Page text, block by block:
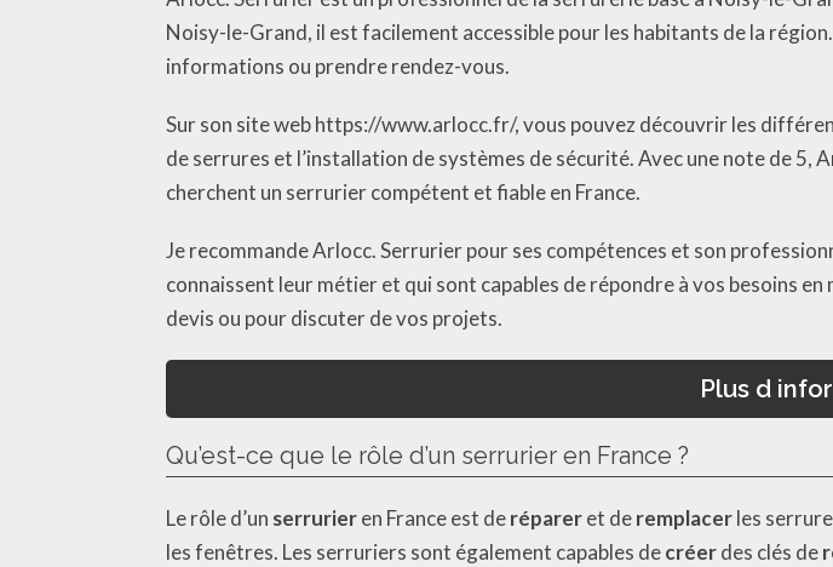
Noisy-le-Grand, il est facilement accessible pour les habitants de la
informations ou prendre rendez-vous.
Sur son site web https://www.arlocc.fr/, vous pouvez découvrir les
de serrures et l’installation de systèmes de sécurité. Avec une note de
cherchent un serrurier compétent et fiable en France.
Je recommande Arlocc. Serrurier pour ses compétences et son
connaissent leur métier et qui sont capables de répondre à vos besoins
devis ou pour discuter de vos projets.
Plus d
Qu’est-ce que le rôle d’un serrurier en France ?
Le rôle d’un serrurieren France est derépareret deremplacerles
les fenêtres. Les serruriers sont également capables decréerdes clés de